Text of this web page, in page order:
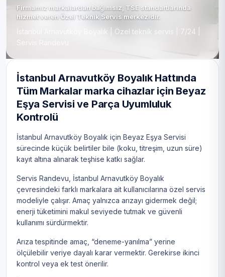
Firmamız markalardan bağımsız, TSE standartlarında
hizmet veren Özel Teknik Servis merkezidir.
İstanbul Arnavutköy Boyalık | Özel teknik servis | 7/24 |
İstanbul Arnavutköy Boyalık Hattında
Tüm Markalar marka cihazlar için Beyaz
Eşya Servisi ve Parça Uyumluluk
Kontrolü
İstanbul Arnavutköy Boyalık için Beyaz Eşya Servisi
sürecinde küçük belirtiler bile (koku, titreşim, uzun süre)
kayıt altına alınarak teşhise katkı sağlar.
Servis Randevu, İstanbul Arnavutköy Boyalık
çevresindeki farklı markalara ait kullanıcılarına özel servis
modeliyle çalışır. Amaç yalnızca arızayı gidermek değil;
enerji tüketimini makul seviyede tutmak ve güvenli
kullanımı sürdürmektir.
Arıza tespitinde amaç, “deneme-yanılma” yerine
ölçülebilir veriye dayalı karar vermektir. Gerekirse ikinci
kontrol veya ek test önerilir.